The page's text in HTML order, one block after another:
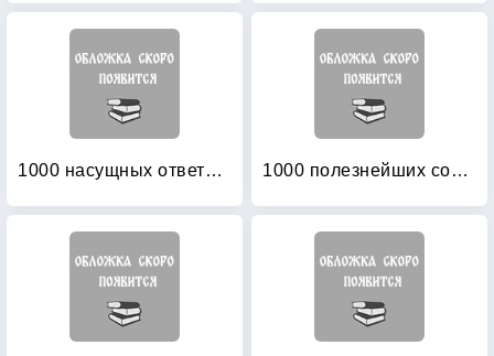
1000 насущных ответов на 1000 вопросов 1000 полезнейших советов Батюшки